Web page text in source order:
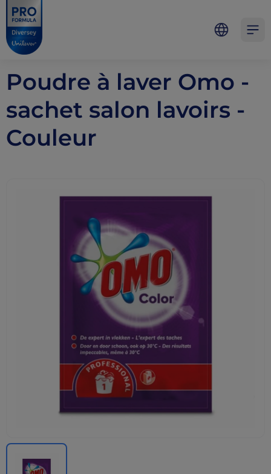
Skip to main content
Skip to navigation
Skip to footer
Pro Formula
Poudre à laver Omo -
sachet salon lavoirs -
Couleur